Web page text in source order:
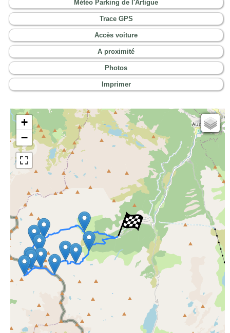
Météo Parking de l'Artigue
Trace GPS
Accès voiture
A proximité
Photos
Imprimer
+
−
Cartes IGN
Open Topo Map
Open Street Map
ESRI Word Imagery
Photographies aériennes